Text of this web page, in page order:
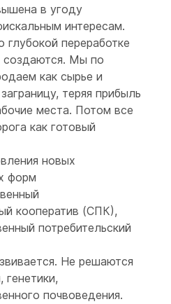
в угоду
интересам.
глубокой переработке
создаются. Мы по
как сырье и
теряя прибыль
места. Потом все
как готовый
новых
форм
кооператив (СПК),
потребительский
Не решаются
генетики,
почвоведения.